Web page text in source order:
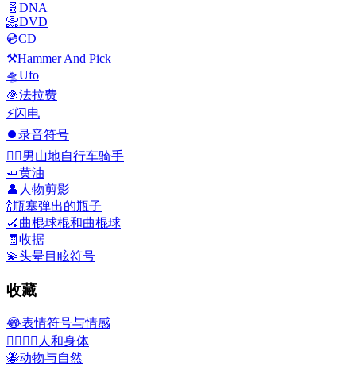
🧬 DNA
📀DVD
💿CD
⚒️Hammer And Pick
🛸Ufo
🧆法拉费
⚡闪电
⏺️录音符号
🚵‍♂️男山地自行车骑手
🧈黄油
👤 人物剪影
🍾瓶塞弹出的瓶子
🏑曲棍球棍和曲棍球
🧾 收据
💫头晕目眩符号
收藏
😂表情符号与情感
👩‍❤️‍💋‍👨 人和身体
🐝动物与自然